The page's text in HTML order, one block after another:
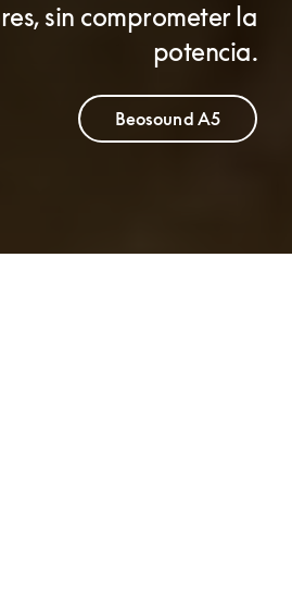
sin comprometer la
potencia.
Beosound A5